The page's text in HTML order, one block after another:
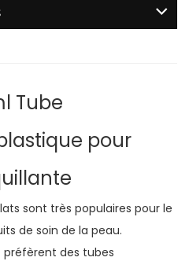
Tube
pour
sont très populaires pour le
de soin de la peau.
des tubes